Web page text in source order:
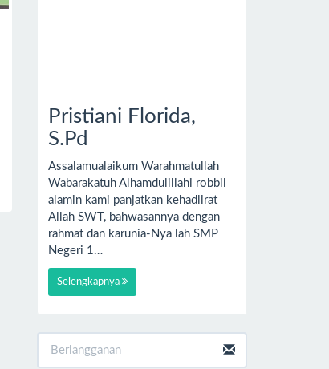
Pristiani Florida,
S.Pd
Assalamualaikum Warahmatullah
Wabarakatuh Alhamdulillahi robbil
alamin kami panjatkan kehadlirat
Allah SWT, bahwasannya dengan
rahmat dan karunia-Nya lah SMP
Negeri 1…
Selengkapnya